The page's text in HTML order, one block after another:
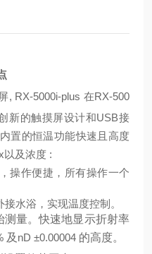
, RX-5000i-plus 在RX-500
新的触摸屏设计和USB接
置的恒温功能快速且高度
以及浓度 :
操作便捷，所有操作一个
水浴，实现温度控制。
测量。快速地显示折射率
及 nD ±0.00004 的高度。